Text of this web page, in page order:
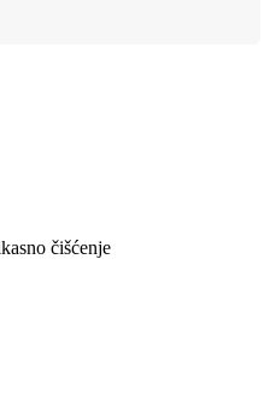
čišćenje